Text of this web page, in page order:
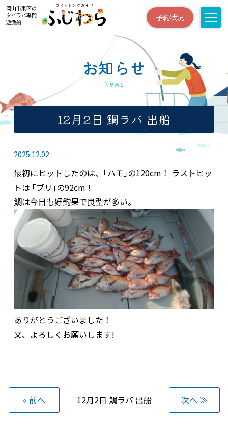
岡山市東区の
タイラバ専門
遊漁船
予約状況
お知らせ
News
12月2日 鯛ラバ 出船
2025.12.02
最初にヒットしたのは、｢ハモ｣の120cm！ ラストヒッ
トは ｢ブリ｣の92cm！
鯛は今日も好釣果で良型が多い。
ありがとうございました！
又、よろしくお願いします!
« 前へ 12月2日 鯛ラバ 出船 次へ ≫